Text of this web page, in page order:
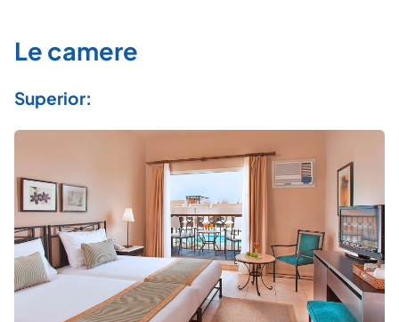
Le camere
Superior: